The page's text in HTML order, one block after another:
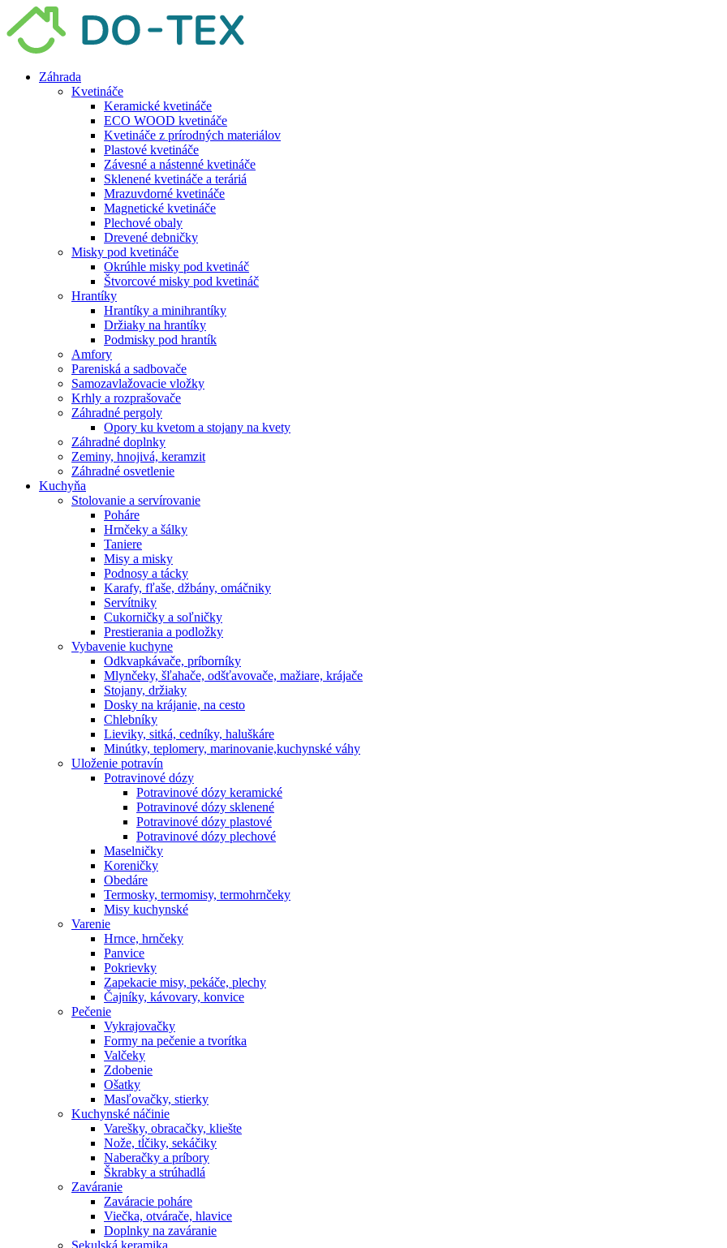
Preskočiť
na
obsah
Záhrada
Kvetináče
Keramické kvetináče
ECO WOOD kvetináče
Kvetináče z prírodných materiálov
Plastové kvetináče
Závesné a nástenné kvetináče
Sklenené kvetináče a teráriá
Mrazuvdorné kvetináče
Magnetické kvetináče
Plechové obaly
Drevené debničky
Misky pod kvetináče
Okrúhle misky pod kvetináč
Štvorcové misky pod kvetináč
Hrantíky
Hrantíky a minihrantíky
Držiaky na hrantíky
Podmisky pod hrantík
Amfory
Pareniská a sadbovače
Samozavlažovacie vložky
Krhly a rozprašovače
Záhradné pergoly
Opory ku kvetom a stojany na kvety
Záhradné doplnky
Zeminy, hnojivá, keramzit
Záhradné osvetlenie
Kuchyňa
Stolovanie a servírovanie
Poháre
Hrnčeky a šálky
Taniere
Misy a misky
Podnosy a tácky
Karafy, fľaše, džbány, omáčniky
Servítniky
Cukorničky a soľničky
Prestierania a podložky
Vybavenie kuchyne
Odkvapkávače, príborníky
Mlynčeky, šľahače, odšťavovače, mažiare, krájače
Stojany, držiaky
Dosky na krájanie, na cesto
Chlebníky
Lieviky, sitká, cedníky, haluškáre
Minútky, teplomery, marinovanie,kuchynské váhy
Uloženie potravín
Potravinové dózy
Potravinové dózy keramické
Potravinové dózy sklenené
Potravinové dózy plastové
Potravinové dózy plechové
Maselničky
Koreničky
Obedáre
Termosky, termomisy, termohrnčeky
Misy kuchynské
Varenie
Hrnce, hrnčeky
Panvice
Pokrievky
Zapekacie misy, pekáče, plechy
Čajníky, kávovary, konvice
Pečenie
Vykrajovačky
Formy na pečenie a tvorítka
Valčeky
Zdobenie
Ošatky
Masľovačky, stierky
Kuchynské náčinie
Varešky, obracačky, kliešte
Nože, tĺčiky, sekáčiky
Naberačky a príbory
Škrabky a strúhadlá
Zaváranie
Zaváracie poháre
Viečka, otvárače, hlavice
Doplnky na zaváranie
Sekulská keramika